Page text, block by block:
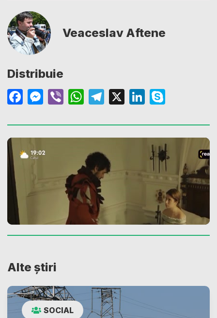
Veaceslav Aftene
Distribuie
Facebook
Messenger
ViberWhatsApp
Telegram
X LinkedIn
Alte știri
SOCIAL